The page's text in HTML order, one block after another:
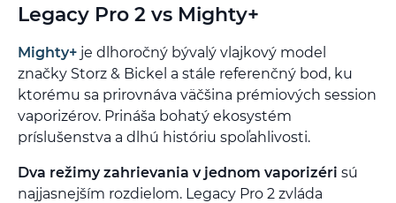
Legacy Pro 2 vs Mighty+
Mighty+ je dlhoročný bývalý vlajkový model
značky Storz & Bickel a stále referenčný bod, ku
ktorému sa prirovnáva väčšina prémiových session
vaporizérov. Prináša bohatý ekosystém
príslušenstva a dlhú históriu spoľahlivosti.
Dva režimy zahrievania v jednom vaporizéri sú
najjasnejším rozdielom. Legacy Pro 2 zvláda